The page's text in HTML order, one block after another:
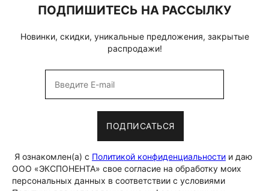
ПОДПИШИТЕСЬ НА РАССЫЛКУ
Новинки, скидки, уникальные предложения, закрытые
распродажи!
ПОДПИСАТЬСЯ
Я ознакомлен(а) с Политикой конфиденциальности и даю
ООО «ЭКСПОНЕНТА» свое согласие на обработку моих
персональных данных в соответствии с условиями